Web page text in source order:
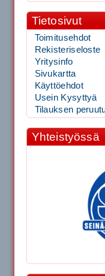
Tietosivut
Toimitusehdot
Rekisteriseloste
Yritysinfo
Sivukartta
Käyttöehdot
Usein Kysyttyä
Tilauksen
Yhteistyössä